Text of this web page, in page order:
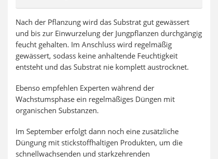
Nach der Pflanzung wird das Substrat gut gewässert
und bis zur Einwurzelung der Jungpflanzen durchgängig
feucht gehalten. Im Anschluss wird regelmäßig
gewässert, sodass keine anhaltende Feuchtigkeit
entsteht und das Substrat nie komplett austrocknet.
Ebenso empfehlen Experten während der
Wachstumsphase ein regelmäßiges Düngen mit
organischen Substanzen.
Im September erfolgt dann noch eine zusätzliche
Düngung mit stickstoffhaltigen Produkten, um die
schnellwachsenden und starkzehrenden